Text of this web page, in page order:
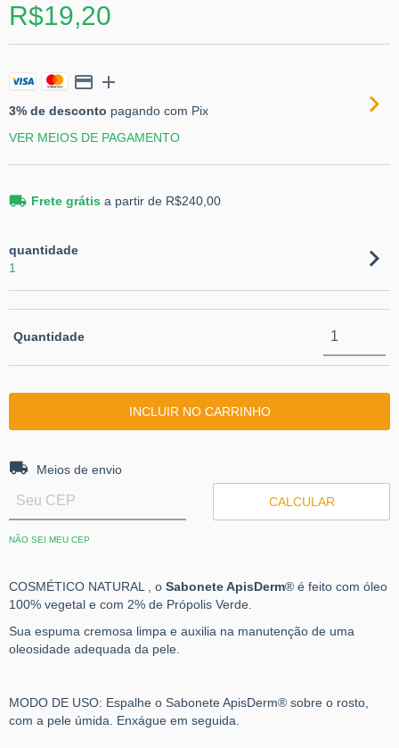
R$19,20
3% de desconto pagando com Pix
VER MEIOS DE PAGAMENTO
Frete grátis a partir de R$240,00
quantidade
1
Quantidade
Entregas para o CEP:
Meios de envio
CALCULAR
NÃO SEI MEU CEP
COSMÉTICO NATURAL , o Sabonete ApisDerm® é feito com óleo
100% vegetal e com 2% de Própolis Verde.
Sua espuma cremosa limpa e auxilia na manutenção de uma
oleosidade adequada da pele.
MODO DE USO: Espalhe o Sabonete ApisDerm® sobre o rosto,
com a pele úmida. Enxágue em seguida.